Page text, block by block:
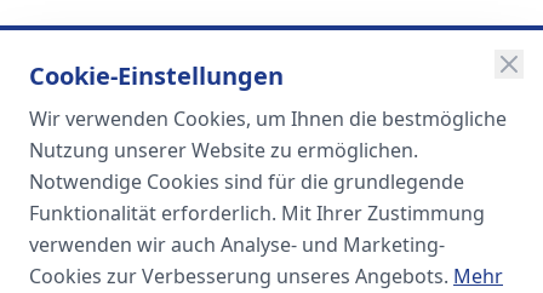
SOMA
Unternehmensgruppe
Spezialisiert auf Fach- und
Führungskräfte in der
Cookie-Einstellungen
Wir verwenden Cookies, um Ihnen die bestmögliche
Nutzung unserer Website zu ermöglichen.
Notwendige Cookies sind für die grundlegende
Funktionalität erforderlich. Mit Ihrer Zustimmung
verwenden wir auch Analyse- und Marketing-
Cookies zur Verbesserung unseres Angebots. Mehr